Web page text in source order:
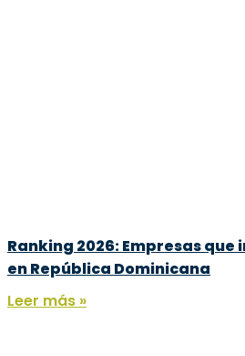
Ranking 2026: Empresas que
en República Dominicana
Leer más »